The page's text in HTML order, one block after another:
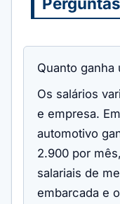
Quanto ganha
Os salários
e empresa.
automotivo
2.900 por
salariais de
embarcada e